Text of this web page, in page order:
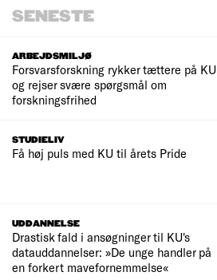
SENESTE
ARBEJDSMILJØ
Forsvarsforskning rykker tættere på KU
og rejser svære spørgsmål om
forskningsfrihed
STUDIELIV
Få høj puls med KU til årets Pride
UDDANNELSE
Drastisk fald i ansøgninger til KU's
datauddannelser: »De unge handler på
en forkert mavefornemmelse«